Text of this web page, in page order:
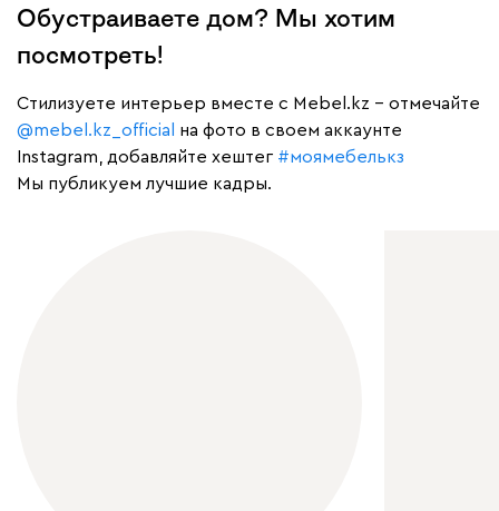
Обустраиваете дом? Мы хотим
посмотреть!
Cтилизуете интерьер вместе с Mebel.kz – отмечайте
@mebel.kz_official
на фото в своем аккаунте
Instagram, добавляйте хештег #моямебелькз
Мы публикуем лучшие кадры.